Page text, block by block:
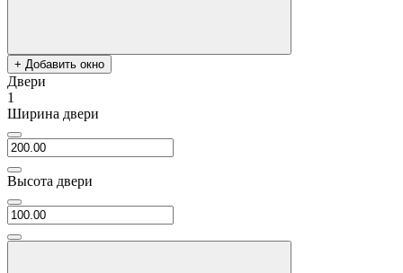
+ Добавить окно
Двери
1
Ширина двери
Высота двери